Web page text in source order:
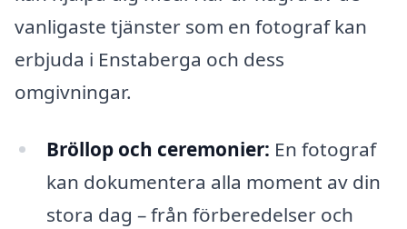
vanligaste tjänster som en fotograf kan
erbjuda i Enstaberga och dess
omgivningar.
Bröllop och ceremonier: En fotograf
kan dokumentera alla moment av din
stora dag – från förberedelser och